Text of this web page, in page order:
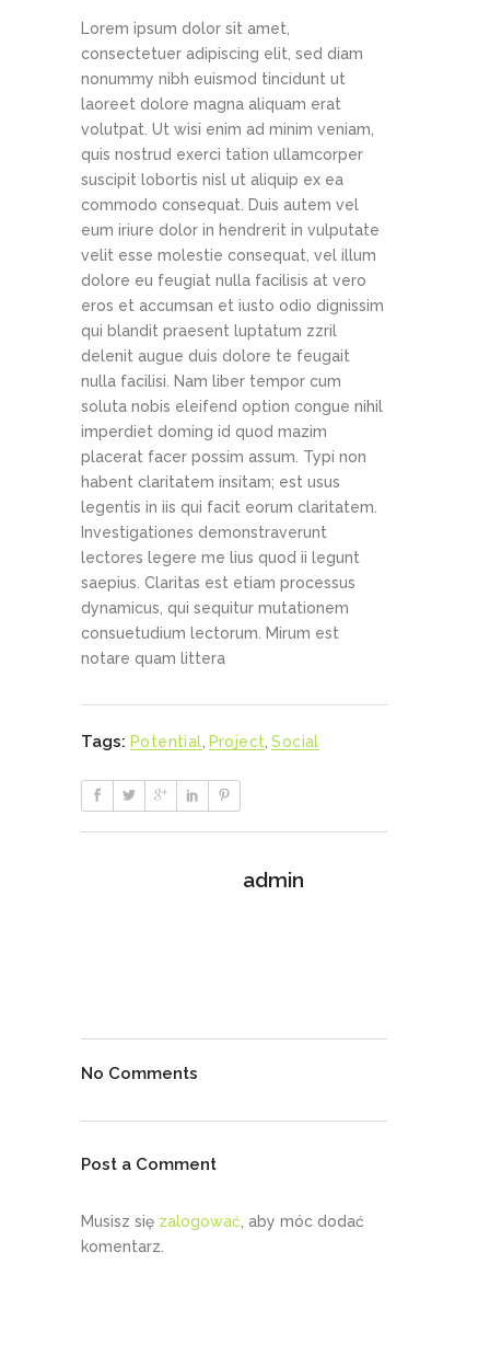
Lorem ipsum dolor sit amet,
consectetuer adipiscing elit, sed diam
nonummy nibh euismod tincidunt ut
laoreet dolore magna aliquam erat
volutpat. Ut wisi enim ad minim veniam,
quis nostrud exerci tation ullamcorper
suscipit lobortis nisl ut aliquip ex ea
commodo consequat. Duis autem vel
eum iriure dolor in hendrerit in vulputate
velit esse molestie consequat, vel illum
dolore eu feugiat nulla facilisis at vero
eros et accumsan et iusto odio dignissim
qui blandit praesent luptatum zzril
delenit augue duis dolore te feugait
nulla facilisi. Nam liber tempor cum
soluta nobis eleifend option congue nihil
imperdiet doming id quod mazim
placerat facer possim assum. Typi non
habent claritatem insitam; est usus
legentis in iis qui facit eorum claritatem.
Investigationes demonstraverunt
lectores legere me lius quod ii legunt
saepius. Claritas est etiam processus
dynamicus, qui sequitur mutationem
consuetudium lectorum. Mirum est
notare quam littera
Tags: Potential Project Social
admin
No Comments
Post a Comment
Musisz się zalogować , aby móc dodać
komentarz.